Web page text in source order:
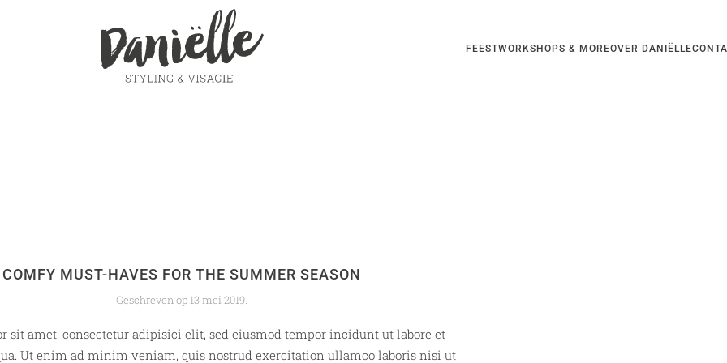
FEESTWORKSHOPS & MOREOVER DANIËLLE
COMFY MUST-HAVES FOR THE SUMMER SEASON
Geschreven op 13 mei 2019.
sit amet, consectetur adipisici elit, sed eiusmod tempor incidunt ut labore et
Ut enim ad minim veniam, quis nostrud exercitation ullamco laboris nisi ut